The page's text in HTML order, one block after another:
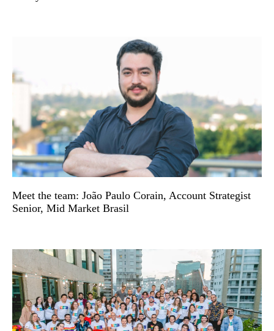
Meet the team: João Paulo Corain, Account Strategist
Senior, Mid Market Brasil